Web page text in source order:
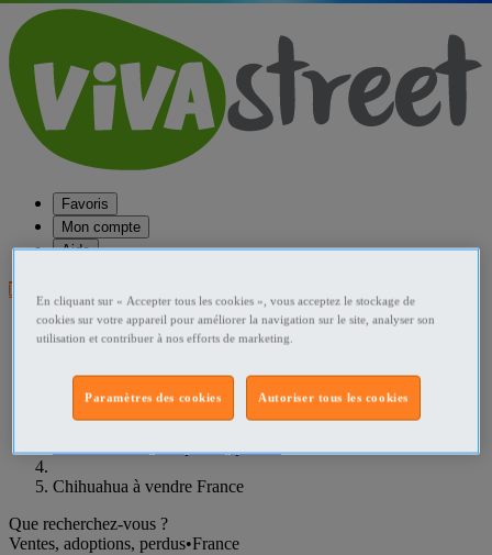
Favoris
Mon compte
Aide
Publier une annonce
Favoris
Publier une annonce
Accueil
Chihuahua à vendre France
Que recherchez-vous ?
Ventes, adoptions, perdus•France
En cliquant sur « Accepter tous les cookies », vous acceptez le stockage de
cookies sur votre appareil pour améliorer la navigation sur le site, analyser son
utilisation et contribuer à nos efforts de marketing.
Autoriser tous les cookies
Paramètres des cookies